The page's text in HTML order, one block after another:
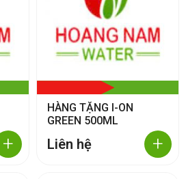
+
HÀNG TẶNG I-ON
GREEN 500ML
Liên hệ +